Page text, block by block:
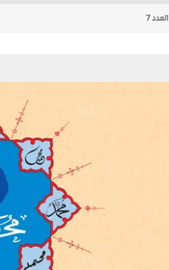
الأمن في ضوء الوحيالعدد 7